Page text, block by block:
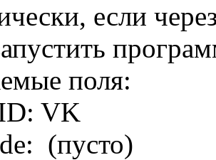
если
поля:
VK
(пусто)